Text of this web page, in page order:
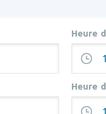
Heure
Heure